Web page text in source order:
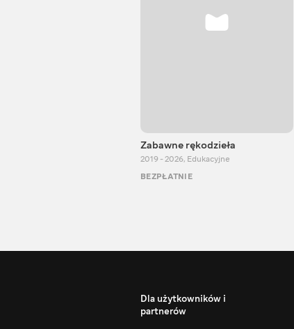
Zabawne rękodzieła
2019 - 2026, Edukacyjne
BEZPŁATNIE
Dla użytkowników i
partnerów